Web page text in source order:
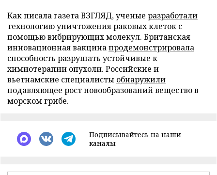
Как писала газета ВЗГЛЯД, ученые разработали
технологию уничтожения раковых клеток с
помощью вибрирующих молекул. Британская
инновационная вакцинапродемонстрировала
способность разрушать устойчивые к
химиотерапии опухоли. Российские и
вьетнамские специалисты обнаружили
подавляющее рост новообразований вещество в
морском грибе.
Подписывайтесь на наши
каналы